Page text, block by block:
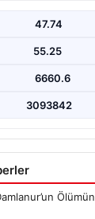
değer47.74
55.25
6660.6
3093842